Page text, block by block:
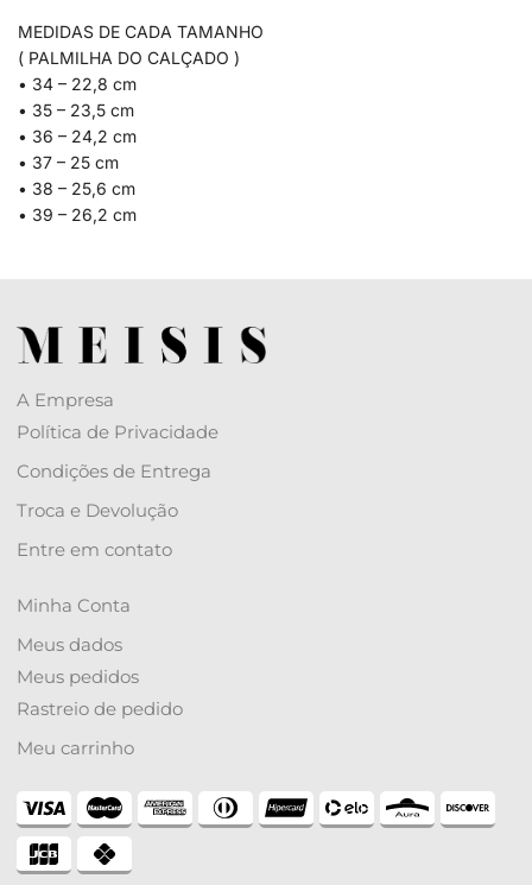
MEDIDAS DE CADA TAMANHO
( PALMILHA DO CALÇADO )
• 34 – 22,8 cm
• 35 – 23,5 cm
• 36 – 24,2 cm
• 37 – 25 cm
• 38 – 25,6 cm
• 39 – 26,2 cm
A Empresa
Política de Privacidade
Condições de Entrega
Troca e Devolução
Entre em contato
Minha Conta
Meus dados
Meus pedidos
Rastreio de pedido
Meu carrinho